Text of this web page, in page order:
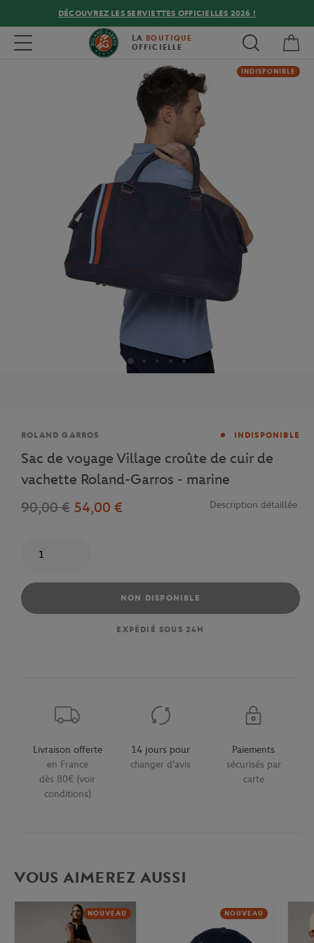
DÉCOUVREZ LES SERVIETTES OFFICIELLES 2026 !
Toggle navigation LA BOUTIQUE
OFFICIELLE
INDISPONIBLE
Marque
ROLAND GARROS INDISPONIBLE
Sac de voyage Village croûte de cuir de
vachette Roland-Garros - marine
90,00 € 54,00 € Description détaillée
NON DISPONIBLE
EXPÉDIÉ SOUS 24H
Livraison offerte
en France
dès 80€ (voir
conditions)
14 jours pour
changer d'avis
Paiements
sécurisés par
carte
VOUS AIMEREZ AUSSI
NOUVEAU NOUVEAU